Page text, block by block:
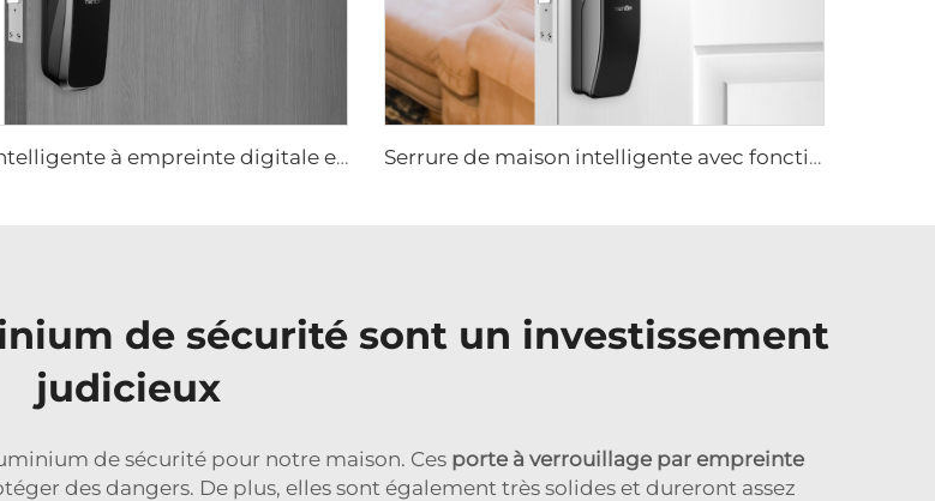
Serrure intelligente à empreinte digitale et à reconnaissance automatique par ID facial avec caméra Wifi Tuya Tenon A9 Pro Serrure de maison intelligente avec fonction biométrique à mot de passe et à empreinte digitale Tenon A6 Pro
de sécurité sont un investissement
judicieux
de sécurité pour notre maison. Ces porte à verrouillage par empreinte
des dangers. De plus, elles sont également très solides et dureront assez